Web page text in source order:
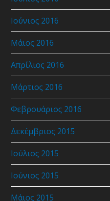
Ιούνιος 2016
Μάιος 2016
Απρίλιος 2016
Μάρτιος 2016
Φεβρουάριος 2016
Δεκέμβριος 2015
Ιούλιος 2015
Ιούνιος 2015
Μάιος 2015